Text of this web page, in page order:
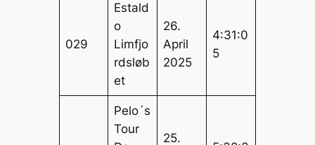
029
Estald
o
Limfjo
rdsløb
et
26.
April
2025
4:31:0
5
Pelo´s
Tour
25.